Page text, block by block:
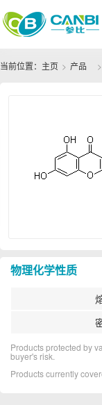
当前位置： 主页 产品
物理化学性质
Products protected by
buyer's risk.
Products currently